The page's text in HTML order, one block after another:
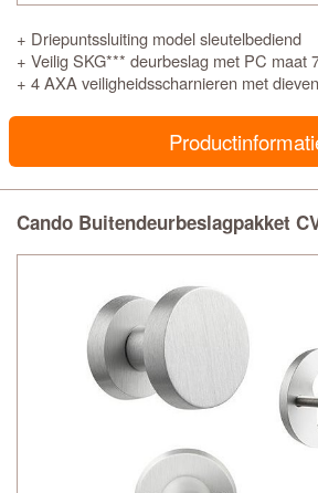
+ Driepuntssluiting model sleutelbediend
+ Veilig SKG*** deurbeslag met PC maat
+ 4 AXA veiligheidsscharnieren met
Cando Buitendeurbeslagpakket